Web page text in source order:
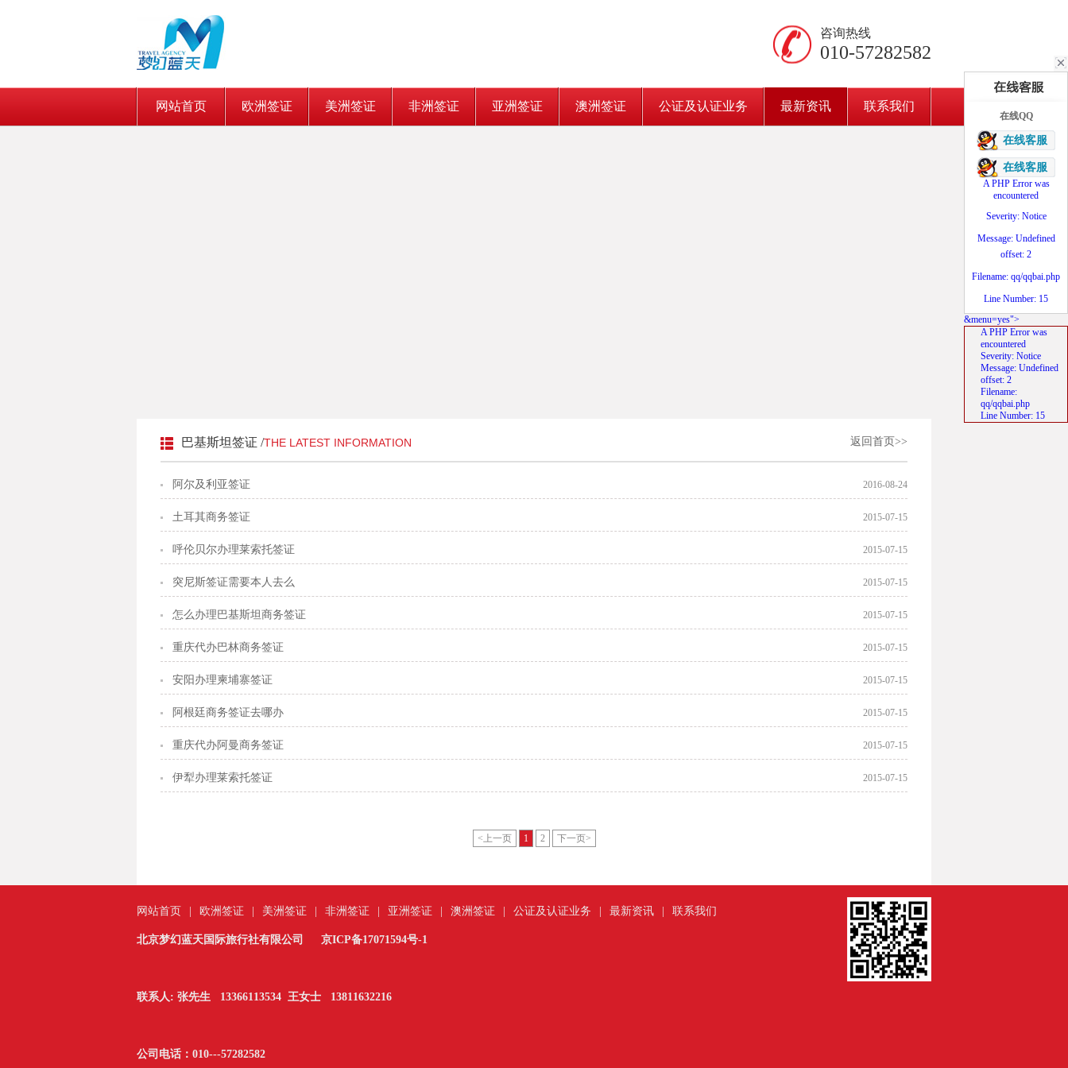
咨询热线
010-57282582
网站首页 欧洲签证 美洲签证 非洲签证 亚洲签证 澳洲签证 公证及认证业务 最新资讯 联系我们
巴基斯坦签证 /THE LATEST INFORMATION 返回首页>>
阿尔及利亚签证 2016-08-24
土耳其商务签证 2015-07-15
呼伦贝尔办理莱索托签证 2015-07-15
突尼斯签证需要本人去么 2015-07-15
怎么办理巴基斯坦商务签证 2015-07-15
重庆代办巴林商务签证 2015-07-15
安阳办理柬埔寨签证 2015-07-15
阿根廷商务签证去哪办 2015-07-15
重庆代办阿曼商务签证 2015-07-15
伊犁办理莱索托签证 2015-07-15
<上一页 1 2 下一页>
网站首页 欧洲签证 美洲签证 非洲签证 亚洲签证 澳洲签证 公证及认证业务 最新资讯 联系我们
北京梦幻蓝天国际旅行社有限公司 京ICP备17071594号-1
联系人: 张先生 13366113534 王女士 13811632216
公司电话：010---57282582
在线QQ
在线客服
在线客服
A PHP Error was
encountered
Severity: Notice
Message: Undefined
offset: 2
Filename: qq/qqbai.php
Line Number: 15
&menu=yes">
A PHP Error was
encountered
Severity: Notice
Message: Undefined
offset: 2
Filename:
qq/qqbai.php
Line Number: 15